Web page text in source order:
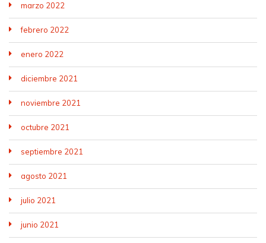
marzo 2022
febrero 2022
enero 2022
diciembre 2021
noviembre 2021
octubre 2021
septiembre 2021
agosto 2021
julio 2021
junio 2021